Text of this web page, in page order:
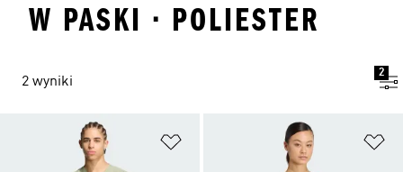
W PASKI · POLIESTER
2 wyniki
2
Dodaj do listy życzeń